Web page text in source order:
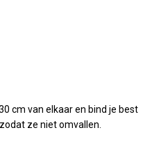
cm van elkaar en bind je best
ze niet omvallen.